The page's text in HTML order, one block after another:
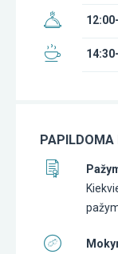
PAPILDOMA